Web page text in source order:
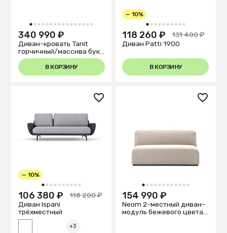
1 2 3 4 5 6 7 8 9 10111213141516
340 990 ₽
Диван-кровать Tanit
горчичный/массива бука
210см
В КОРЗИНУ
1 2 3 4 5 6 7 8 9 10
— 10%
118 260 ₽
131 400 ₽
Диван Patti 1900
В КОРЗИНУ
1 2 3 4 5 6 7 8 9 10
— 10%
106 380 ₽
118 200 ₽
Диван Ispani
трёхместный
+3
1 2 3 4 5 6 7 8 9 101112
154 990 ₽
Neom 2-местный диван-
модуль бежевого цвета